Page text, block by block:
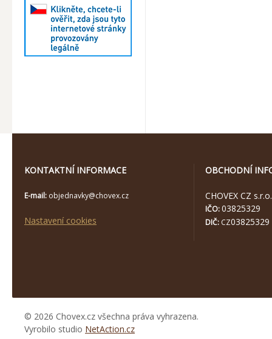
KONTAKTNÍ INFORMACE
E-mail: objednavky@chovex.cz
Nastavení cookies
OBCHODNÍ
CHOVEX CZ s.r.o.
IČO:03825329
DIČ: CZ03825329
© 2026 Chovex.cz všechna práva vyhrazena.
Vyrobilo studio NetAction.cz